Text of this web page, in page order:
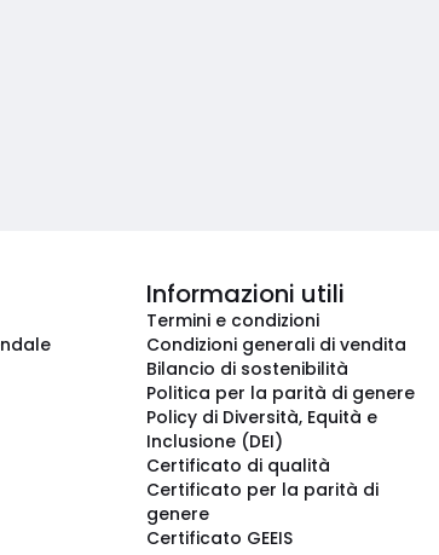
Informazioni utili
Termini e condizioni
Condizioni generali di vendita
Bilancio di sostenibilità
Politica per la parità di genere
Policy di Diversità, Equità e
Inclusione (DEI)
Certificato di qualità
Certificato per la parità di
genere
Certificato GEEIS